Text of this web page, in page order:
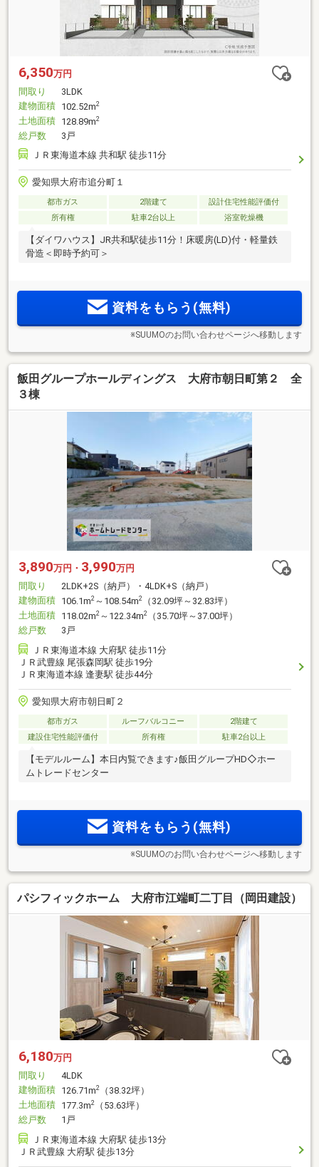
6,350万円
間取り
3LDK
建物面積 102.52m2
土地面積 128.89m2
総戸数
3戸
ＪＲ東海道本線 共和駅 徒歩11分
愛知県大府市追分町１
都市ガス 2階建て
設計住宅性能評価付
所有権
駐車2台以上 浴室乾燥機
【ダイワハウス】JR共和駅徒歩11分！床暖房(LD)付・軽量鉄
骨造＜即時予約可＞
資料をもらう(無料)
※SUUMOのお問い合わせページへ移動します
飯田グループホールディングス 大府市朝日町第２ 全
３棟
3,890万円・ 3,990万円
間取り
2LDK+2S（納戸）・4LDK+S（納戸）
建物面積 106.1m2 ～108.54m2
（32.09坪～32.83坪）
土地面積 118.02m2 ～122.34m2
（35.70坪～37.00坪）
総戸数
3戸
ＪＲ東海道本線 大府駅 徒歩11分
ＪＲ武豊線 尾張森岡駅 徒歩19分
ＪＲ東海道本線 逢妻駅 徒歩44分
愛知県大府市朝日町２
都市ガス ルーフバルコニー
2階建て
建設住宅性能評価付
所有権 駐車2台以上
【モデルルーム】本日内覧できます♪飯田グループHD◇ホー
ムトレードセンター
資料をもらう(無料)
※SUUMOのお問い合わせページへ移動します
パシフィックホーム 大府市江端町二丁目（岡田建設）
6,180万円
間取り
4LDK
建物面積 126.71m2
（38.32坪）
土地面積 177.3m2
（53.63坪）
総戸数
1戸
ＪＲ東海道本線 大府駅 徒歩13分
ＪＲ武豊線 大府駅 徒歩13分